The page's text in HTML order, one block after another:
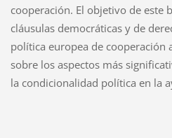
cooperación. El objetivo de este
cláusulas democráticas y de
política europea de
sobre los aspectos más
la condicionalidad política en la